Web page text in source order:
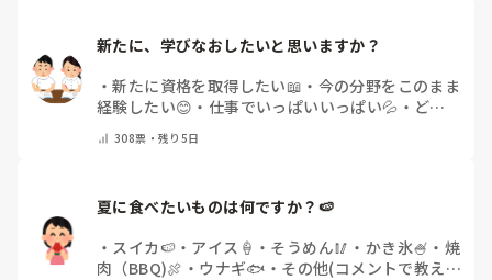
新たに、学びなおしたいと思いますか？
・新たに資格を取得したい📖 ・ 今の分野をこのまま
経験したい😊 ・ 仕事でいっぱいいっぱい💦 ・ どん
教えてください）
308票・残り5日
夏に食べたいものは何ですか？🍉
・ スイカ🍉 ・ アイス🍦 ・ そうめん🥢 ・ かき氷🍧 ・ 焼
肉（BBQ)🍖 ・ ウナギ🐟 ・ その他(コメントで教え